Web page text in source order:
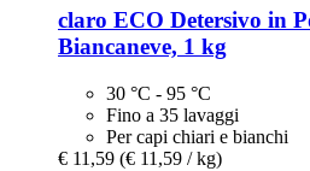
claro ECO Detersivo in
Biancaneve, 1 kg
30 °C - 95 °C
Fino a 35 lavaggi
Per capi chiari e bianchi
€ 11,59 (€ 11,59 / kg)